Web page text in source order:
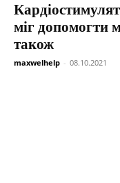
міг допомогти
також
maxwelhelp - 08.10.2021